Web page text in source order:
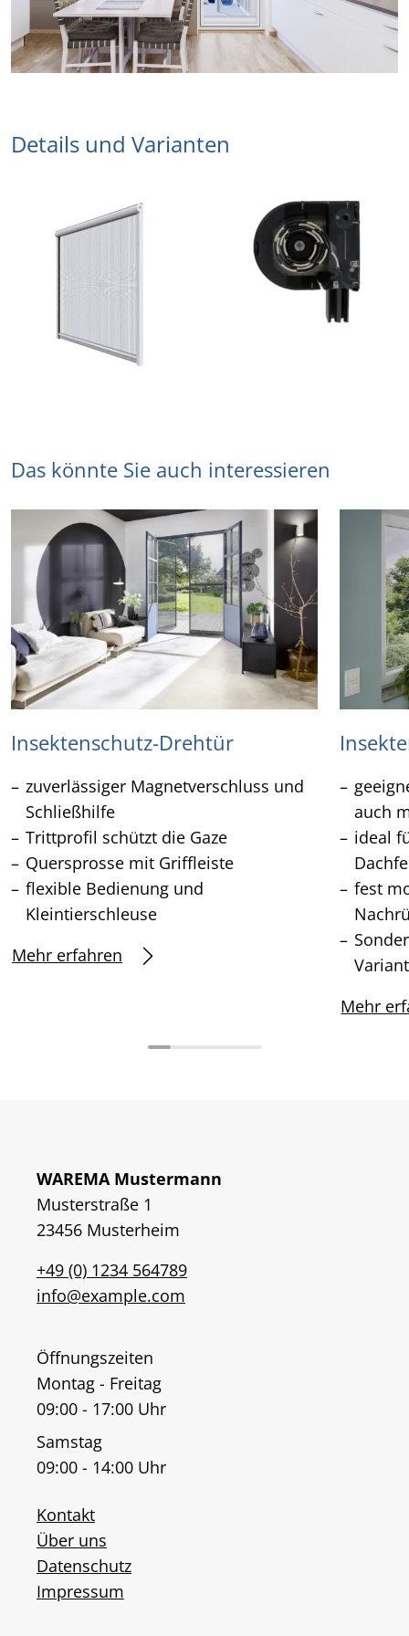
Details und Varianten
Das könnte Sie auch interessieren
Insektenschutz-Drehtür
zuverlässiger Magnetverschluss und
Schließhilfe
Trittprofil schützt die Gaze
Quersprosse mit Griffleiste
flexible Bedienung und
Kleintierschleuse
Mehr erfahren
auch
ideal
fest
Mehr
WAREMA Mustermann
Musterstraße 1
23456 Musterheim
+49 (0) 1234 564789
info@example.com
Öffnungszeiten
Montag - Freitag
09:00 - 17:00 Uhr
Samstag
09:00 - 14:00 Uhr
Kontakt
Über uns
Datenschutz
Impressum